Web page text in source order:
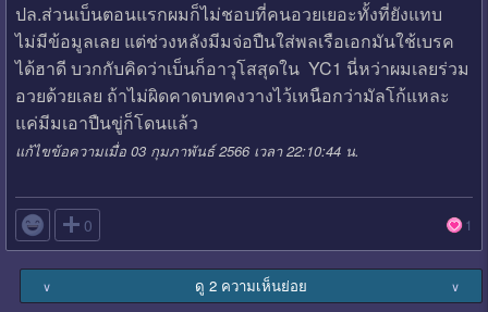
ปล.ส่วนเบ็นตอนแรกผมก็ไม่ชอบที่คนอวยเยอะทั้งที่ยังแทบ
ไม่มีข้อมูลเลย แต่ช่วงหลังมีมจ่อปืนใส่พลเรือเอกมันใช้เบรค
ได้ฮาดี บวกกับคิดว่าเบ็นก็อาวุโสสุดใน YC1 นี่หว่าผมเลยร่วม
อวยด้วยเลย ถ้าไม่ผิดคาดบทคงวางไว้เหนือกว่ามัลโก้แหละ
แค่มีมเอาปืนขู่ก็โดนแล้ว
แก้ไขข้อความเมื่อ 03 กุมภาพันธ์ 2566 เวลา 22:10:44 น.
 0 1
∨ ดู 2 ความเห็นย่อย ∨